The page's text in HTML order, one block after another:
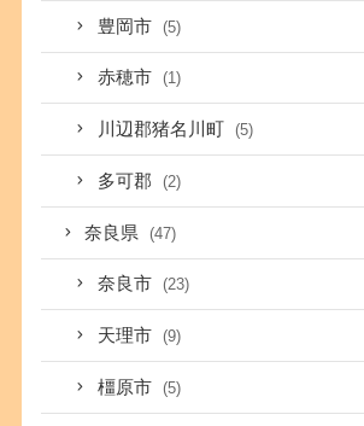
豊岡市 (5)
赤穂市 (1)
川辺郡猪名川町 (5)
多可郡 (2)
奈良県 (47)
奈良市 (23)
天理市 (9)
橿原市 (5)